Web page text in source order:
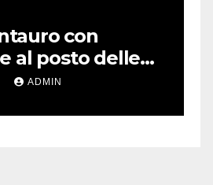
con
al posto delle
per le
ADMIN